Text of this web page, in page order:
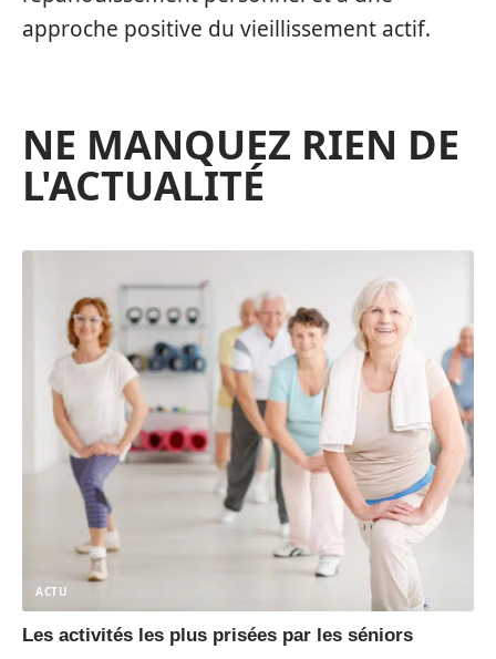
approche positive du vieillissement actif.
NE MANQUEZ RIEN DE
L'ACTUALITÉ
ACTU
Les activités les plus prisées par les séniors